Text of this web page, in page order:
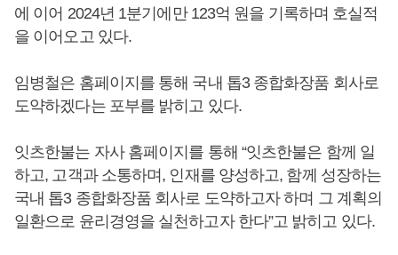
에 이어 2024년 1분기에만 123억 원을 기록하며 호실적
을 이어오고 있다.
임병철은 홈페이지를 통해 국내 톱3 종합화장품 회사로
도약하겠다는 포부를 밝히고 있다.
잇츠한불는 자사 홈페이지를 통해 “잇츠한불은 함께 일
하고, 고객과 소통하며, 인재를 양성하고, 함께 성장하는
국내 톱3 종합화장품 회사로 도약하고자 하며 그 계획의
일환으로 윤리경영을 실천하고자 한다”고 밝히고 있다.